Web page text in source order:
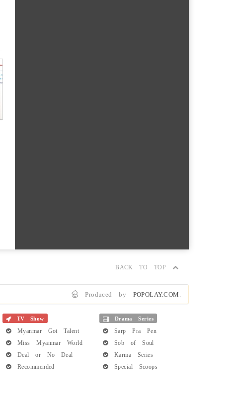
BACK TO TOP
Produced by POPOLAY.COM
TV Show
Myanmar Got Talent
Miss Myanmar World
Deal or No Deal
Recommended
Drama Series
Sarp Pra Pen
Sob of Soul
Karma Series
Special Scoops